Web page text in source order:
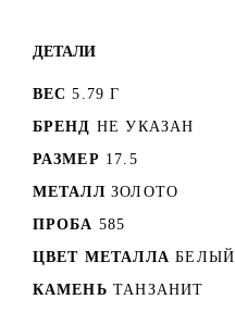
ДЕТАЛИ
ВЕС 5.79 Г
БРЕНД НЕ УКАЗАН
РАЗМЕР 17.5
МЕТАЛЛ ЗОЛОТО
ПРОБА 585
ЦВЕТ МЕТАЛЛА БЕЛЫЙ
КАМЕНЬ ТАНЗАНИТ